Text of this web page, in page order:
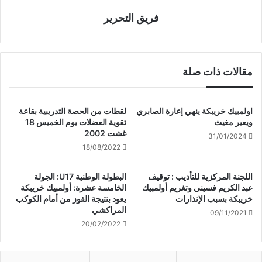
فريق التحرير
مقالات ذات صلة
اولمبيك خريبكة ينهي إعارة الصابري
ويعير مغيث
31/01/2024
لقطات من الحصة التدريبية بقاعة
تقوية العضلات يوم الخميس 18
غشت 2002
18/08/2022
اللجنة المركزية للتأديب : توقيف
عبد الكريم فسيني وتغريم أولمبيك
خريبكة بسبب الإنذارات
09/11/2021
البطولة الوطنية U17: الجولة
الخامسة عشرة: أولمبيك خريبكة
يعود بنتيجة الفوز من أمام الكوكب
المراكشي
20/02/2022